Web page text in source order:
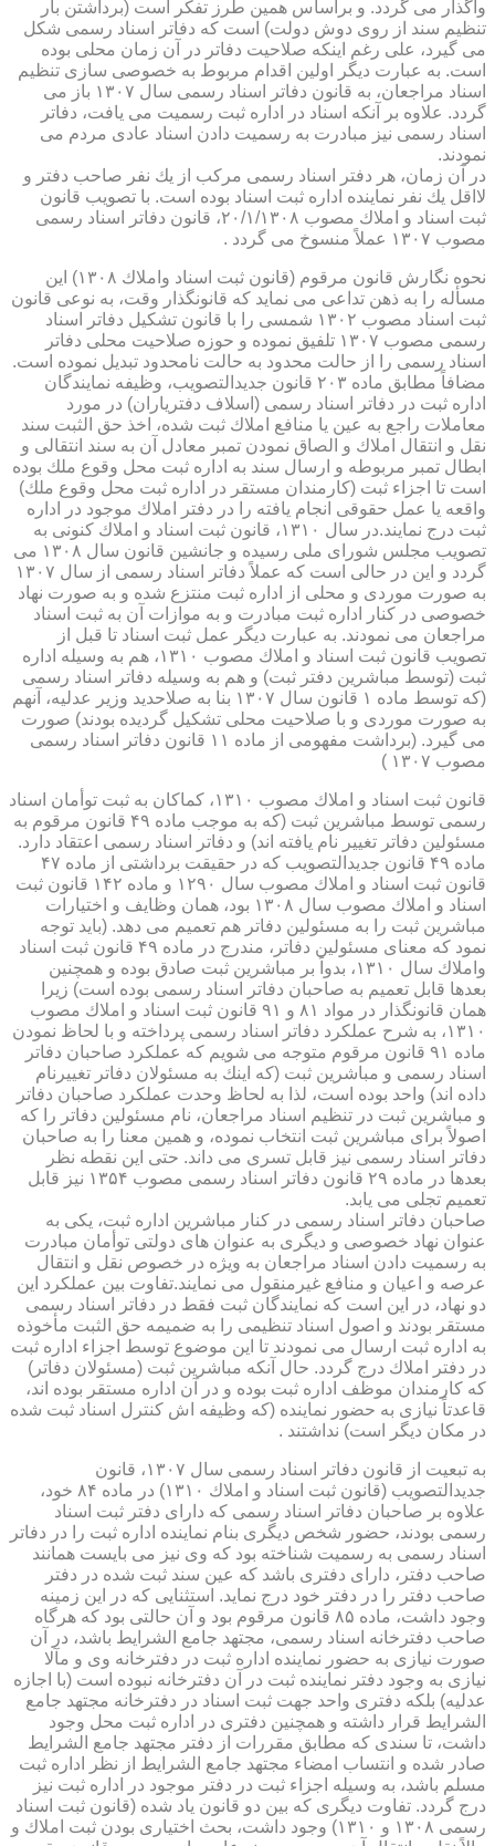
واگذار می گردد. و براساس همین طرز تفكر است (برداشتن بار
تنظیم سند از روی دوش دولت) است كه دفاتر اسناد رسمی شكل
می گیرد، علی رغم اینكه صلاحیت دفاتر در آن زمان محلی بوده
است. به عبارت دیگر اولین اقدام مربوط به خصوصی سازی تنظیم
اسناد مراجعان، به قانون دفاتر اسناد رسمی سال ۱۳۰۷ باز می
گردد. علاوه بر آنكه اسناد در اداره ثبت رسمیت می یافت، دفاتر
اسناد رسمی نیز مبادرت به رسمیت دادن اسناد عادی مردم می
نمودند.
در آن زمان، هر دفتر اسناد رسمی مركب از یك نفر صاحب دفتر و
لااقل یك نفر نماینده اداره ثبت اسناد بوده است. با تصویب قانون
ثبت اسناد و املاك مصوب ۲۰/۱/۱۳۰۸، قانون دفاتر اسناد رسمی
مصوب ۱۳۰۷ عملاً منسوخ می گردد .
نحوه نگارش قانون مرقوم (قانون ثبت اسناد واملاك ۱۳۰۸) این
مسأله را به ذهن تداعی می نماید كه قانونگذار وقت، به نوعی قانون
ثبت اسناد مصوب ۱۳۰۲ شمسی را با قانون تشكیل دفاتر اسناد
رسمی مصوب ۱۳۰۷ تلفیق نموده و حوزه صلاحیت محلی دفاتر
اسناد رسمی را از حالت محدود به حالت نامحدود تبدیل نموده است.
مضافاً مطابق ماده ۲۰۳ قانون جدیدالتصویب، وظیفه نمایندگان
اداره ثبت در دفاتر اسناد رسمی (اسلاف دفتریاران) در مورد
معاملات راجع به عین یا منافع املاك ثبت شده، اخذ حق الثبت سند
نقل و انتقال املاك و الصاق نمودن تمبر معادل آن به سند انتقالی و
ابطال تمبر مربوطه و ارسال سند به اداره ثبت محل وقوع ملك بوده
است تا اجزاء ثبت (كارمندان مستقر در اداره ثبت محل وقوع ملك)
واقعه یا عمل حقوقی انجام یافته را در دفتر املاك موجود در اداره
ثبت درج نمایند.در سال ۱۳۱۰، قانون ثبت اسناد و املاك كنونی به
تصویب مجلس شورای ملی رسیده و جانشین قانون سال ۱۳۰۸ می
گردد و این در حالی است كه عملاً دفاتر اسناد رسمی از سال ۱۳۰۷
به صورت موردی و محلی از اداره ثبت منتزع شده و به صورت نهاد
خصوصی در كنار اداره ثبت مبادرت و به موازات آن به ثبت اسناد
مراجعان می نمودند. به عبارت دیگر عمل ثبت اسناد تا قبل از
تصویب قانون ثبت اسناد و املاك مصوب ۱۳۱۰، هم به وسیله اداره
ثبت (توسط مباشرین دفتر ثبت) و هم به وسیله دفاتر اسناد رسمی
(كه توسط ماده ۱ قانون سال ۱۳۰۷ بنا به صلاحدید وزیر عدلیه، آنهم
به صورت موردی و با صلاحیت محلی تشكیل گردیده بودند) صورت
می گیرد. (برداشت مفهومی از ماده ۱۱ قانون دفاتر اسناد رسمی
مصوب ۱۳۰۷ )
قانون ثبت اسناد و املاك مصوب ۱۳۱۰، كماكان به ثبت توأمان اسناد
رسمی توسط مباشرین ثبت (كه به موجب ماده ۴۹ قانون مرقوم به
مسئولین دفاتر تغییر نام یافته اند) و دفاتر اسناد رسمی اعتقاد دارد.
ماده ۴۹ قانون جدیدالتصویب كه در حقیقت برداشتی از ماده ۴۷
قانون ثبت اسناد و املاك مصوب سال ۱۲۹۰ و ماده ۱۴۲ قانون ثبت
اسناد و املاك مصوب سال ۱۳۰۸ بود، همان وظایف و اختیارات
مباشرین ثبت را به مسئولین دفاتر هم تعمیم می دهد. (باید توجه
نمود كه معنای مسئولین دفاتر، مندرج در ماده ۴۹ قانون ثبت اسناد
واملاك سال ۱۳۱۰، بدواً بر مباشرین ثبت صادق بوده و همچنین
بعدها قابل تعمیم به صاحبان دفاتر اسناد رسمی بوده است) زیرا
همان قانونگذار در مواد ۸۱ و ۹۱ قانون ثبت اسناد و املاك مصوب
۱۳۱۰، به شرح عملكرد دفاتر اسناد رسمی پرداخته و با لحاظ نمودن
ماده ۹۱ قانون مرقوم متوجه می شویم كه عملكرد صاحبان دفاتر
اسناد رسمی و مباشرین ثبت (كه اینك به مسئولان دفاتر تغییرنام
داده اند) واحد بوده است، لذا به لحاظ وحدت عملكرد صاحبان دفاتر
و مباشرین ثبت در تنظیم اسناد مراجعان، نام مسئولین دفاتر را كه
اصولاً برای مباشرین ثبت انتخاب نموده، و همین معنا را به صاحبان
دفاتر اسناد رسمی نیز قابل تسری می داند. حتی این نقطه نظر
بعدها در ماده ۲۹ قانون دفاتر اسناد رسمی مصوب ۱۳۵۴ نیز قابل
تعمیم تجلی می یابد.
صاحبان دفاتر اسناد رسمی در كنار مباشرین اداره ثبت، یكی به
عنوان نهاد خصوصی و دیگری به عنوان های دولتی توأمان مبادرت
به رسمیت دادن اسناد مراجعان به ویژه در خصوص نقل و انتقال
عرصه و اعیان و منافع غیرمنقول می نمایند.تفاوت بین عملكرد این
دو نهاد، در این است كه نمایندگان ثبت فقط در دفاتر اسناد رسمی
مستقر بودند و اصول اسناد تنظیمی را به ضمیمه حق الثبت مأخوذه
به اداره ثبت ارسال می نمودند تا این موضوع توسط اجزاء اداره ثبت
در دفتر املاك درج گردد. حال آنكه مباشرین ثبت (مسئولان دفاتر)
كه كارمندان موظف اداره ثبت بوده و در آن اداره مستقر بوده اند،
قاعدتاً نیازی به حضور نماینده (كه وظیفه اش كنترل اسناد ثبت شده
در مكان دیگر است) نداشتند .
به تبعیت از قانون دفاتر اسناد رسمی سال ۱۳۰۷، قانون
جدیدالتصویب (قانون ثبت اسناد و املاك ۱۳۱۰) در ماده ۸۴ خود،
علاوه بر صاحبان دفاتر اسناد رسمی كه دارای دفتر ثبت اسناد
رسمی بودند، حضور شخص دیگری بنام نماینده اداره ثبت را در دفاتر
اسناد رسمی به رسمیت شناخته بود كه وی نیز می بایست همانند
صاحب دفتر، دارای دفتری باشد كه عین سند ثبت شده در دفتر
صاحب دفتر را در دفتر خود درج نماید. استثنایی كه در این زمینه
وجود داشت، ماده ۸۵ قانون مرقوم بود و آن حالتی بود كه هرگاه
صاحب دفترخانه اسناد رسمی، مجتهد جامع الشرایط باشد، در آن
صورت نیازی به حضور نماینده اداره ثبت در دفترخانه وی و مآلا
نیازی به وجود دفتر نماینده ثبت در آن دفترخانه نبوده است (با اجازه
عدلیه) بلكه دفتری واحد جهت ثبت اسناد در دفترخانه مجتهد جامع
الشرایط قرار داشته و همچنین دفتری در اداره ثبت محل وجود
داشت، تا سندی كه مطابق مقررات از دفتر مجتهد جامع الشرایط
صادر شده و انتساب امضاء مجتهد جامع الشرایط از نظر اداره ثبت
مسلم باشد، به وسیله اجزاء ثبت در دفتر موجود در اداره ثبت نیز
درج گردد. تفاوت دیگری كه بین دو قانون یاد شده (قانون ثبت اسناد
رسمی ۱۳۰۸ و ۱۳۱۰) وجود داشت، بحث اختیاری بودن ثبت املاك و